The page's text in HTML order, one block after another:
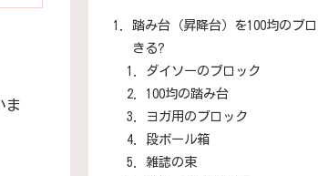
ま
踏み台（昇降台）を100均のブ
きる?
ダイソーのブロック
100均の踏み台
ヨガ用のブロック
段ボール箱
雑誌の束